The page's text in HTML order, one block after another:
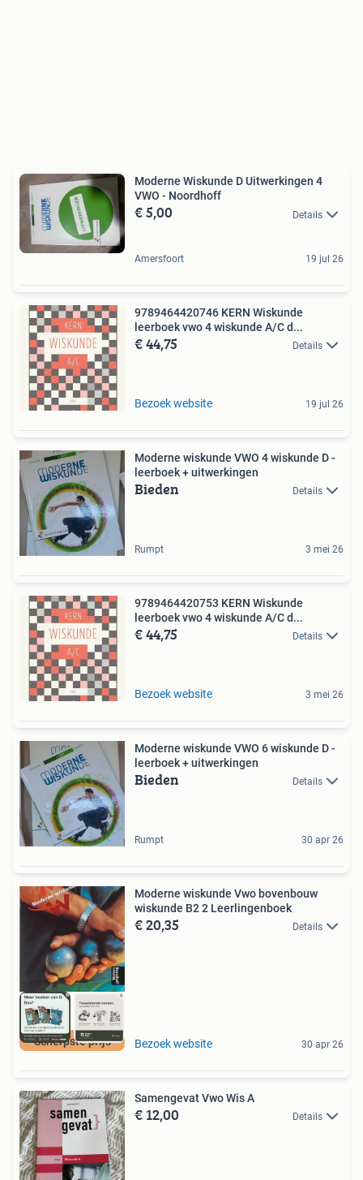
Moderne Wiskunde D Uitwerkingen 4
VWO - Noordhoff
€ 5,00 Details
Amersfoort 19 jul 26
9789464420746 KERN Wiskunde
leerboek vwo 4 wiskunde A/C d...
€ 44,75 Details
Bezoek website 19 jul 26
Moderne wiskunde VWO 4 wiskunde D -
leerboek + uitwerkingen
Bieden Details
Rumpt 3 mei 26
9789464420753 KERN Wiskunde
leerboek vwo 4 wiskunde A/C d...
€ 44,75 Details
Bezoek website 3 mei 26
Moderne wiskunde VWO 6 wiskunde D -
leerboek + uitwerkingen
Bieden Details
Rumpt 30 apr 26
Scherpste prijs
Moderne wiskunde Vwo bovenbouw
wiskunde B2 2 Leerlingenboek
€ 20,35 Details
Bezoek website 30 apr 26
Samengevat Vwo Wis A
€ 12,00 Details